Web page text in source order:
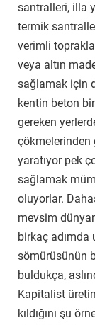
santralleri, illa
termik
verimli
veya altın
sağlamak için
kentin beton
gereken
çökmelerinden
yaratıyor pek
sağlamak
oluyorlar.
mevsim
birkaç adımda
sömürüsünün
buldukça,
Kapitalist
kıldığını şu